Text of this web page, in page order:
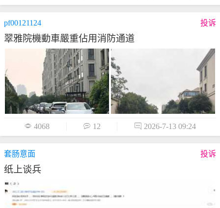
pf00121124 投诉
翠雅院機動車嚴重佔用消防通道
 4068  12  2026-7-13 09:24
套肠意面 投诉
纸上谈兵